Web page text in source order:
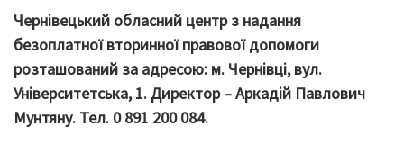
Чернівецький обласний центр з надання
безоплатної вторинної правової допомоги
розташований за адресою: м. Чернівці, вул.
Університетська, 1. Директор – Аркадій Павлович
Мунтяну. Тел. 0 891 200 084.